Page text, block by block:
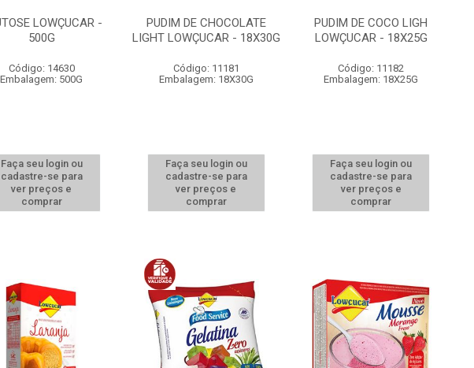
LOWÇUCAR -
500G
Código: 14630
Embalagem: 500G
Faça seu login ou
cadastre-se para
ver preços e
comprar
PUDIM DE CHOCOLATE
LIGHT LOWÇUCAR - 18X30G
Código: 11181
Embalagem: 18X30G
Faça seu login ou
cadastre-se para
ver preços e
comprar
PUDIM DE COCO LIGH
LOWÇUCAR - 18X25G
Código: 11182
Embalagem: 18X25G
Faça seu login ou
cadastre-se para
ver preços e
comprar